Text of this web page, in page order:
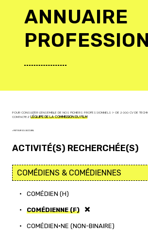
ANNUAIRE
POUR CONSULTER L'ENSEMBLE DE NOS FICHIERS PROFESSIONNELS (+ DE 2 000 CV DE
CONTACTEZ L'ÉQUIPE DE LA COMMISSION DU FILM
< RETOUR À L'ACCUEIL
ACTIVITÉ(S) RECHERCHÉE(S)
• COMÉDIEN (H)
• COMÉDIENNE (F)
• COMÉDIEN·NE (NON-BINAIRE)